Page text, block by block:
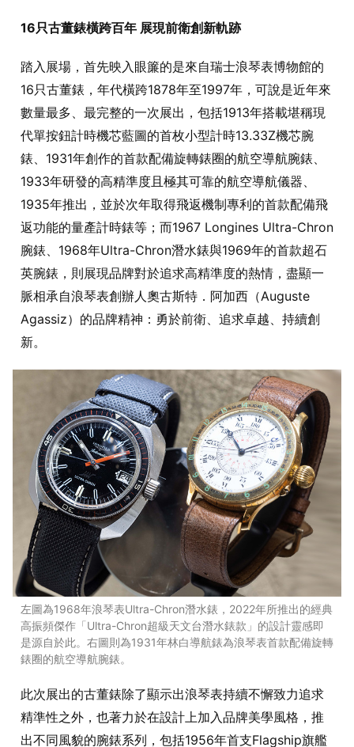
16只古董錶橫跨百年 展現前衛創新軌跡
踏入展場，首先映入眼簾的是來自瑞士浪琴表博物館的
16只古董錶，年代橫跨1878年至1997年，可說是近年來
數量最多、最完整的一次展出，包括1913年搭載堪稱現
代單按鈕計時機芯藍圖的首枚小型計時13.33Z機芯腕
錶、1931年創作的首款配備旋轉錶圈的航空導航腕錶、
1933年研發的高精準度且極其可靠的航空導航儀器、
1935年推出，並於次年取得飛返機制專利的首款配備飛
返功能的量產計時錶等；而1967 Longines Ultra-Chron
腕錶、1968年Ultra-Chron潛水錶與1969年的首款超石
英腕錶，則展現品牌對於追求高精準度的熱情，盡顯一
脈相承自浪琴表創辦人奧古斯特．阿加西（Auguste
Agassiz）的品牌精神：勇於前衛、追求卓越、持續創
新。
左圖為1968年浪琴表Ultra-Chron潛水錶，2022年所推出的經典
高振頻傑作「Ultra-Chron超級天文台潛水錶款」的設計靈感即
是源自於此。右圖則為1931年林白導航錶為浪琴表首款配備旋轉
錶圈的航空導航腕錶。
此次展出的古董錶除了顯示出浪琴表持續不懈致力追求
精準性之外，也著力於在設計上加入品牌美學風格，推
出不同風貌的腕錶系列，包括1956年首支Flagship旗艦